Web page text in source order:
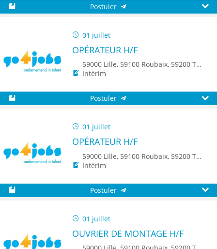
Postuler
01 juillet
OPÉRATEUR H/F
59000 Lille, 59100 Roubaix, 59200 Tourcoing, 59140 Dunkerque, 59650 Villeneuve d'Ascq, 59500 Douai, 59150 Wattrelos, 59370 Mons-en-Baroeul, 59250 Halluin, 59290 Wasquehal, 59270 Bailleul, 59223 Roncq, 59390 Toufflers, 8500 Kortrijk
Intérim
Postuler
01 juillet
OPÉRATEUR H/F
59000 Lille, 59100 Roubaix, 59200 Tourcoing, 59140 Dunkerque, 59650 Villeneuve d'Ascq, 59500 Douai, 59150 Wattrelos, 59370 Mons-en-Baroeul, 59250 Halluin, 59290 Wasquehal, 59270 Bailleul, 59223 Roncq, 59390 Toufflers, 8500 Kortrijk, 7700 Mouscron
Intérim
Postuler
01 juillet
OUVRIER DE MONTAGE H/F